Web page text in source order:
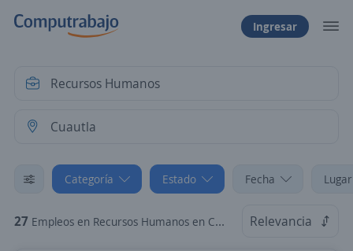
Ingresar
Categoría Estado Fecha
27 Empleos en Recursos Humanos en Cuautla, Morelos Relevancia